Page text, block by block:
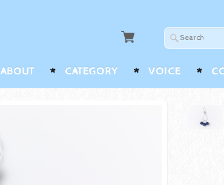
ABOUT CATEGORY VOICE